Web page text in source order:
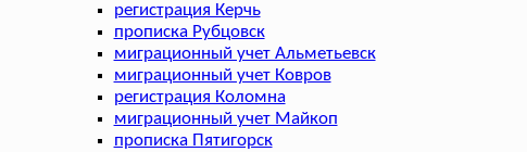
регистрация Керчь
прописка Рубцовск
миграционный учет Альметьевск
миграционный учет Ковров
регистрация Коломна
миграционный учет Майкоп
прописка Пятигорск